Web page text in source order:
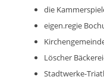
die
eigen.regie
Löscher
Stadtwerke-